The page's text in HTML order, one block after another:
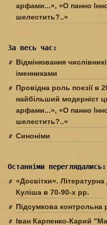
арфами...», «О панно
шелестить?..»
За весь час:
Відмінювання
іменниками
Провідна роль поезії в
найбільший модерніст
арфами...», «О панно
шелестить?..»
Синоніми
Останніми переглядались:
«Досвітки».
Куліша в 70-90-х рр.
Підсумкова контрольна
Іван Карпенко-Карий